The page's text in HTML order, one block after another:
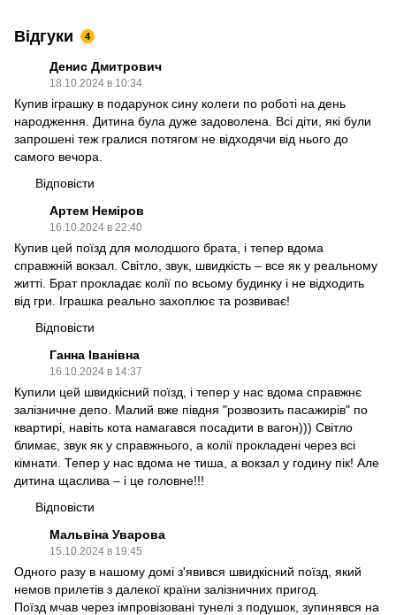
Відгуки 4
Денис Дмитрович
18.10.2024 в 10:34
Купив іграшку в подарунок сину колеги по роботі на день
народження. Дитина була дуже задоволена. Всі діти, які були
запрошені теж гралися потягом не відходячи від нього до
самого вечора.
Відповісти
Артем Неміров
16.10.2024 в 22:40
Купив цей поїзд для молодшого брата, і тепер вдома
справжній вокзал. Світло, звук, швидкість – все як у реальному
житті. Брат прокладає колії по всьому будинку і не відходить
від гри. Іграшка реально захоплює та розвиває!
Відповісти
Ганна Іванівна
16.10.2024 в 14:37
Купили цей швидкісний поїзд, і тепер у нас вдома справжнє
залізничне депо. Малий вже півдня "розвозить пасажирів" по
квартирі, навіть кота намагався посадити в вагон))) Світло
блимає, звук як у справжнього, а колії прокладені через всі
кімнати. Тепер у нас вдома не тиша, а вокзал у годину пік! Але
дитина щаслива – і це головне!!!
Відповісти
Мальвіна Уварова
15.10.2024 в 19:45
Одного разу в нашому домі з'явився швидкісний поїзд, який
немов прилетів з далекої країни залізничних пригод.
Поїзд мчав через імпровізовані тунелі з подушок, зупинявся на